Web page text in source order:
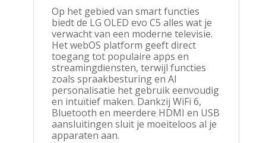
Op het gebied van smart functies
biedt de LG OLED evo C5 alles wat je
verwacht van een moderne televisie.
Het webOS platform geeft direct
toegang tot populaire apps en
streamingdiensten, terwijl functies
zoals spraakbesturing en AI
personalisatie het gebruik eenvoudig
en intuïtief maken. Dankzij WiFi 6,
Bluetooth en meerdere HDMI en USB
aansluitingen sluit je moeiteloos al je
apparaten aan.